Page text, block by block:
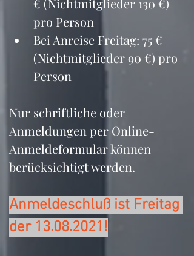
€ (Nichtmitglieder 130 €)
pro Person
Bei Anreise Freitag: 75 €
(Nichtmitglieder 90 €) pro
Person
Nur schriftliche oder
Anmeldungen per Online-
Anmeldeformular können
berücksichtigt werden.
Anmeldeschluß ist Freitag
der 13.08.2021!